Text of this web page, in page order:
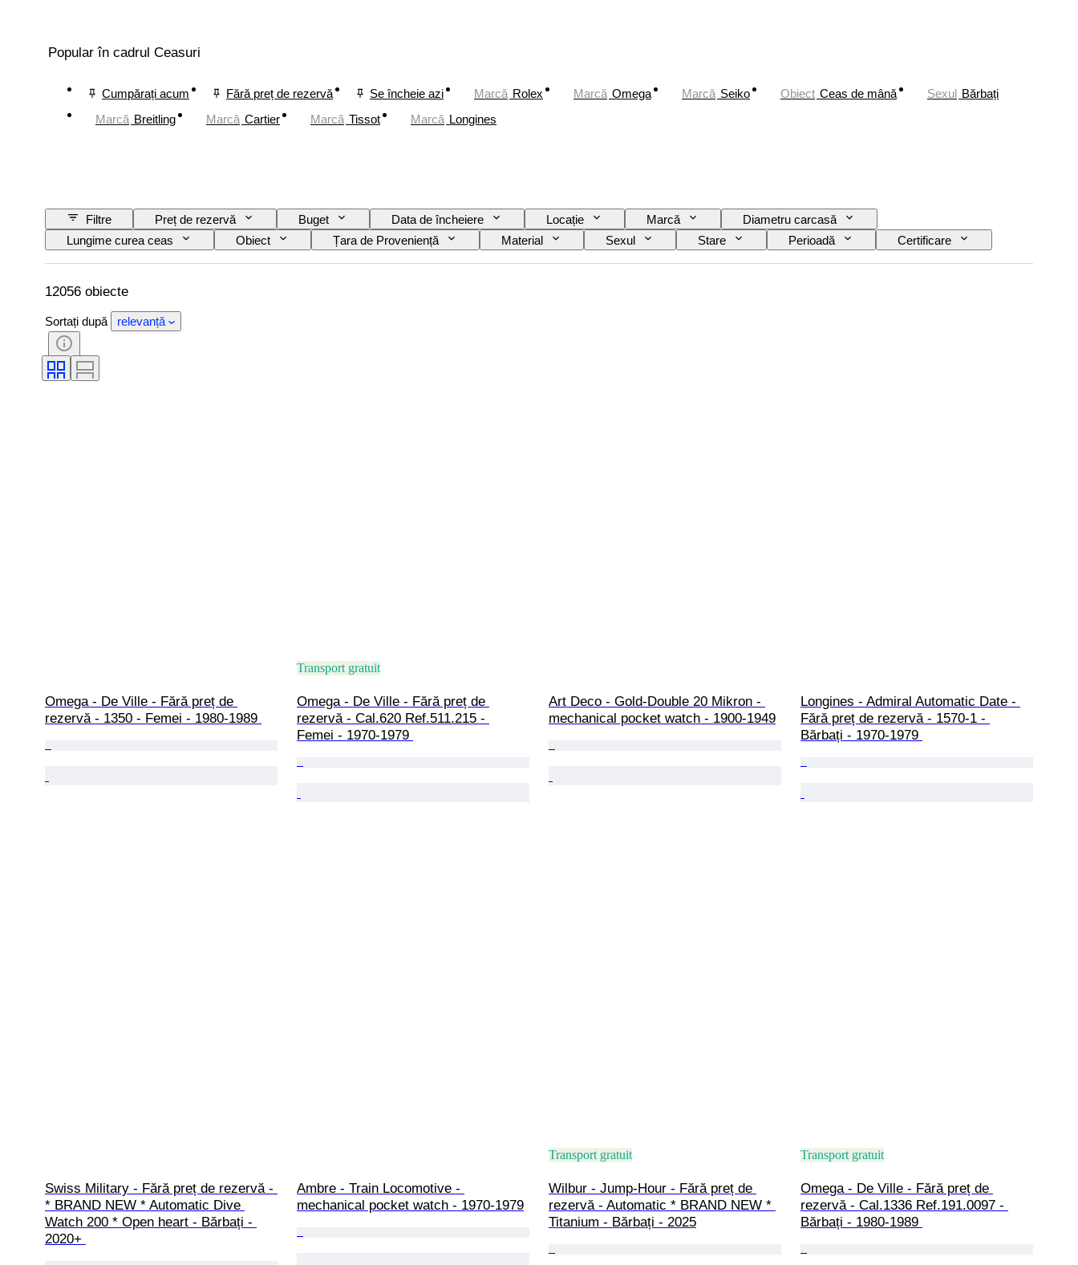
Popular în cadrul Ceasuri
Cumpărați acum Fără preț de rezervă Se încheie azi Marcă Rolex Marcă Omega Marcă Seiko Obiect Ceas de mână Sexul Bărbați
Marcă Breitling Marcă Cartier Marcă Tissot Marcă Longines
Filtre Preț de rezervă Buget Data de încheiere Locație Marcă
Diametru carcasă
Lungime curea ceas
Obiect Țara de Proveniență Material Sexul Stare Perioadă
Certificare
Subiect
Ediție Limbă Culoare Mișcarea ceasului Material curea ceas Eră
Power Reserve
12056 obiecte
Sortați după relevanță
Omega - De Ville - Fără preț de
rezervă - 1350 - Femei - 1980-1989
Transport gratuit
Omega - De Ville - Fără preț de
rezervă - Cal.620 Ref.511.215 -
Femei - 1970-1979
Art Deco - Gold-Double 20 Mikron -
mechanical pocket watch - 1900-1949
Longines - Admiral Automatic Date -
Fără preț de rezervă - 1570-1 -
Bărbați - 1970-1979
Swiss Military - Fără preț de rezervă -
* BRAND NEW * Automatic Dive
Watch 200 * Open heart - Bărbați -
2020+
Ambre - Train Locomotive -
mechanical pocket watch - 1970-1979
Transport gratuit
Wilbur - Jump-Hour - Fără preț de
rezervă - Automatic * BRAND NEW *
Titanium - Bărbați - 2025
Transport gratuit
Omega - De Ville - Fără preț de
rezervă - Cal.1336 Ref.191.0097 -
Bărbați - 1980-1989